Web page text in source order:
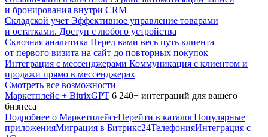
и бронирования внутри CRM
Складской учет Эффективное управление товарами
и остатками. Доступ с любого устройства
Сквозная аналитика Перед вами весь путь клиента —
от первого визита на сайт до повторных покупок
Интеграция с мессенджерами Коммуникация с клиентом и
продажи прямо в мессенджерах
Смотреть все возможности
Маркетплейс + BitrixGPT 6 240+ интеграций для вашего
бизнеса
Подробнее о МаркетплейсеПерейти в каталогПопулярные
приложенияМиграция в Битрикс24ТелефонияИнтеграция с